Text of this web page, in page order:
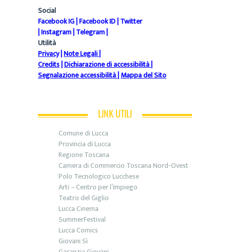
Social
Facebook IG|Facebook ID|Twitter
|Instagram|Telegram|
Utilità
Privacy|Note Legali|
Credits|Dichiarazione di accessibilità|
Segnalazione accessibilità|Mappa del Sito
LINK UTILI
Comune di Lucca
Provincia di Lucca
Regione Toscana
Camera di Commercio Toscana Nord-Ovest
Polo Tecnologico Lucchese
Arti – Centro per l’Impiego
Teatro del Giglio
Lucca Cinema
SummerFestival
Lucca Comics
Giovani Sì